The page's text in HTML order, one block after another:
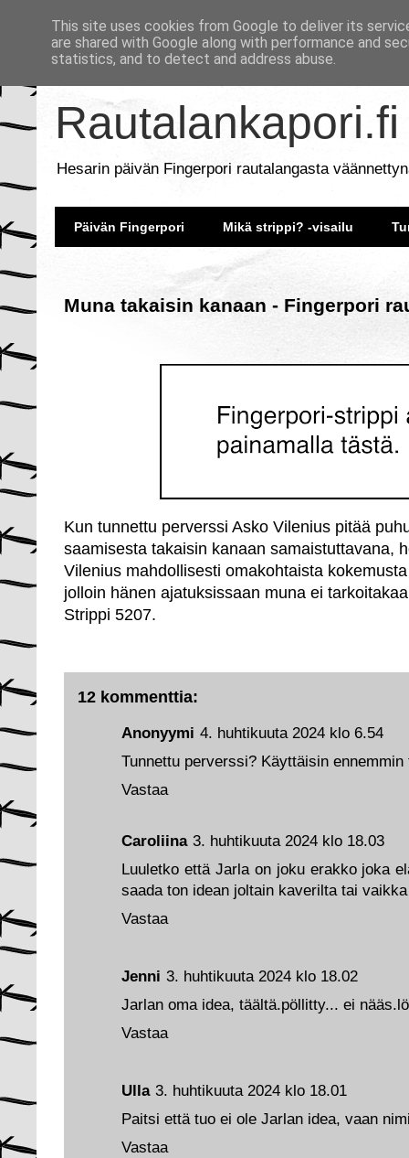
Rautalankapori.fi
Hesarin päivän Fingerpori rautalangasta
Päivän Fingerpori Mikä strippi? -visailu
Muna takaisin kanaan - Fingerpori
Kun tunnettu perverssi Asko Vilenius pitää
saamisesta takaisin kanaan samaistuttavana,
Vilenius mahdollisesti omakohtaista
jolloin hänen ajatuksissaan muna ei
Strippi 5207.
12 kommenttia:
Ulla 3. huhtikuuta 2024 klo 18.01
Paitsi että tuo ei ole Jarlan idea, vaan
Vastaa
Jenni 3. huhtikuuta 2024 klo 18.02
Jarlan oma idea, täältä.pöllitty... ei
Vastaa
Caroliina 3. huhtikuuta 2024 klo 18.03
Luuletko että Jarla on joku erakko joka
saada ton idean joltain kaverilta tai
Vastaa
Anonyymi 4. huhtikuuta 2024 klo 6.54
Tunnettu perverssi? Käyttäisin
Vastaa
This site uses cookies from Google to deliver its
are shared with Google along with performance and
statistics, and to detect and address abuse.